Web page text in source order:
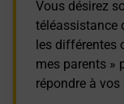
Vous désirez
téléassistance
les différentes
mes parents »
répondre à